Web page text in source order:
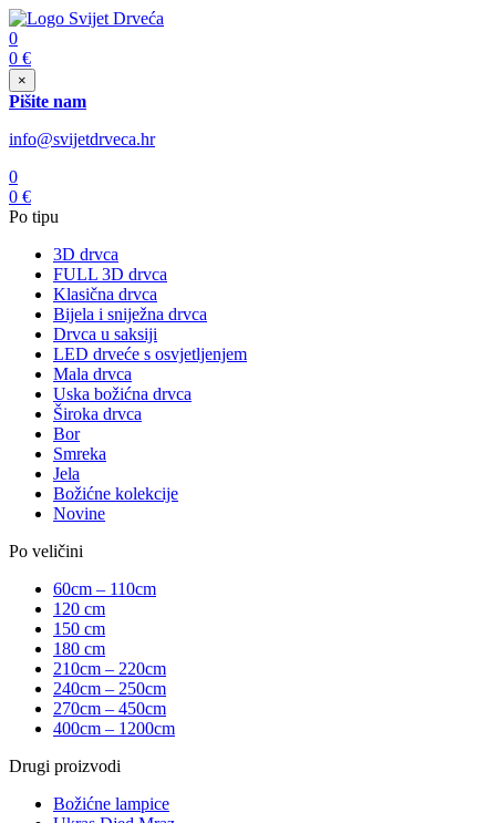
0
0 €
×
Pišite nam
info@svijetdrveca.hr
0
0 €
Po tipu
3D drvca
FULL 3D drvca
Klasična drvca
Bijela i sniježna drvca
Drvca u saksiji
LED drveće s osvjetljenjem
Mala drvca
Uska božićna drvca
Široka drvca
Bor
Smreka
Jela
Božićne kolekcije
Novine
Po veličini
60cm – 110cm
120 cm
150 cm
180 cm
210cm – 220cm
240cm – 250cm
270cm – 450cm
400cm – 1200cm
Drugi proizvodi
Božićne lampice